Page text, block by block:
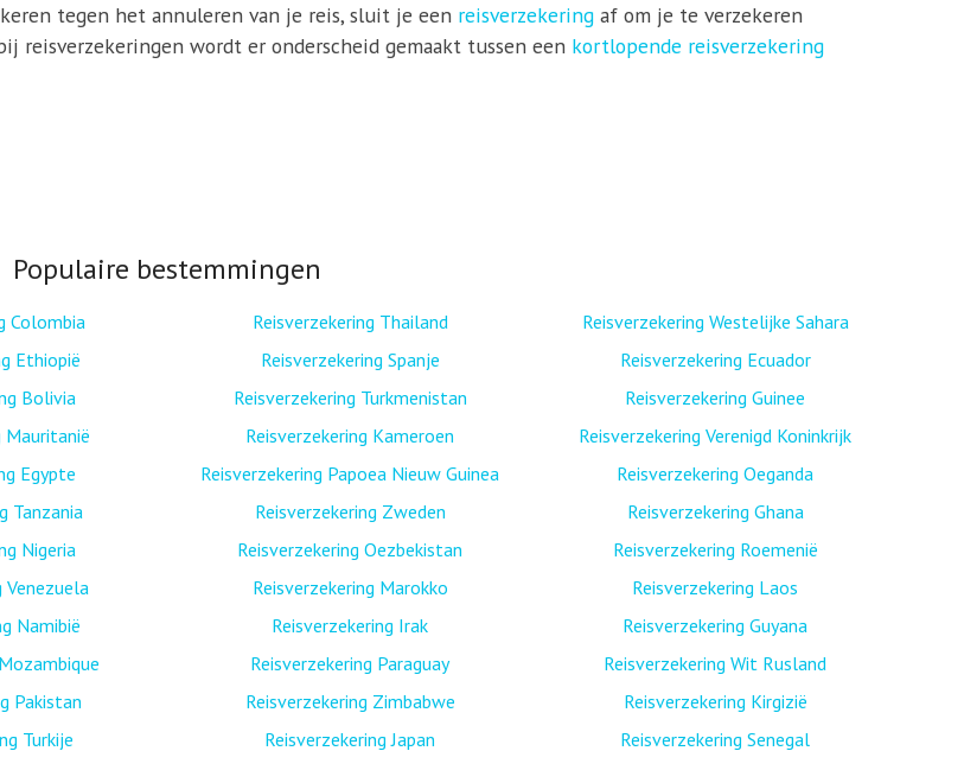
tegen het annuleren van je reis, sluit je een reisverzekering af om je te verzekeren
reisverzekeringen wordt er onderscheid gemaakt tussen een kortlopende reisverzekering
Populaire bestemmingen
Colombia
Ethiopië
Bolivia
Mauritanië
Egypte
Tanzania
Nigeria
Venezuela
Namibië
Pakistan
Turkije
Reisverzekering Thailand
Reisverzekering Spanje
Reisverzekering Turkmenistan
Reisverzekering Kameroen
Reisverzekering Papoea Nieuw Guinea
Reisverzekering Zweden
Reisverzekering Oezbekistan
Reisverzekering Marokko
Reisverzekering Irak
Reisverzekering Paraguay
Reisverzekering Zimbabwe
Reisverzekering Japan
Reisverzekering Westelijke Sahara
Reisverzekering Ecuador
Reisverzekering Guinee
Reisverzekering Verenigd Koninkrijk
Reisverzekering Oeganda
Reisverzekering Ghana
Reisverzekering Roemenië
Reisverzekering Laos
Reisverzekering Guyana
Reisverzekering Wit Rusland
Reisverzekering Kirgizië
Reisverzekering Senegal